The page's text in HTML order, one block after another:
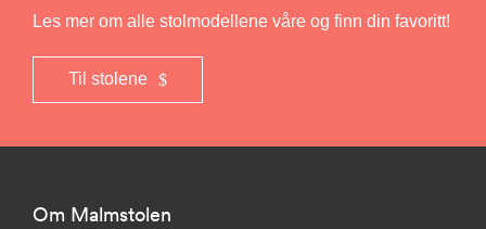
Les mer om alle stolmodellene våre og finn din favoritt!
Til stolene
Om Malmstolen